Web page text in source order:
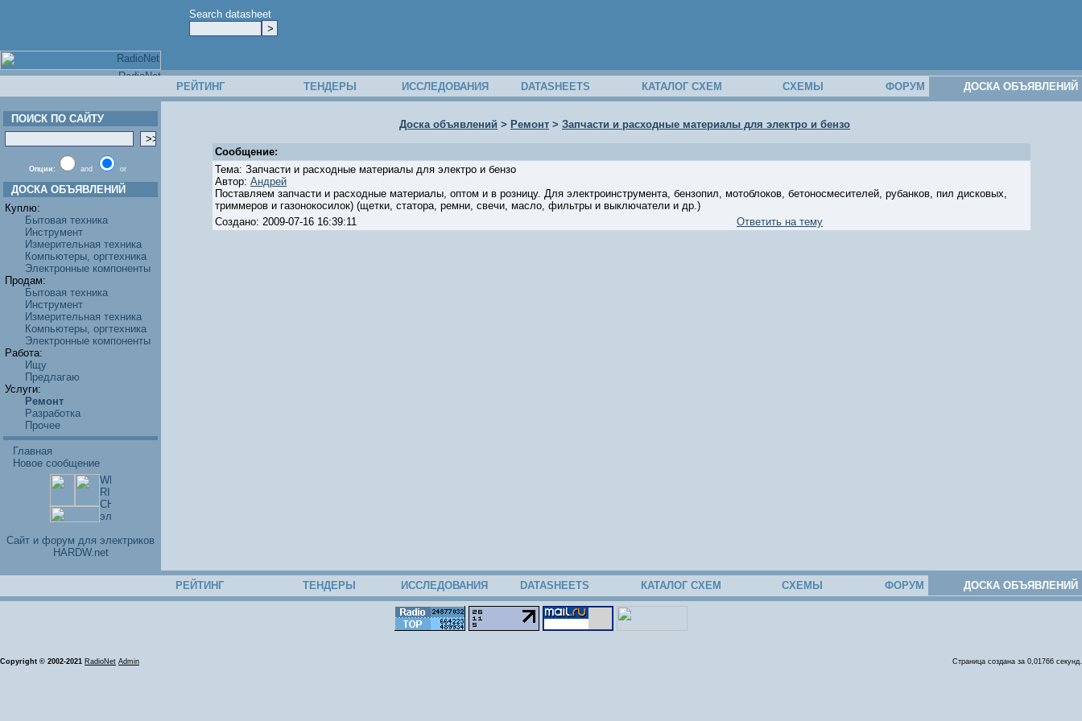
Search datasheet
РЕЙТИНГ ТЕНДЕРЫ ИССЛЕДОВАНИЯ DATASHEETS КАТАЛОГ СХЕМ СХЕМЫ ФОРУМ ДОСКА ОБЪЯВЛЕНИЙ
ПОИСК ПО САЙТУ
Опции: and or
ДОСКА ОБЪЯВЛЕНИЙ
Куплю:
Бытовая техника
Инструмент
Измерительная техника
Компьютеры, оргтехника
Электронные компоненты
Продам:
Бытовая техника
Инструмент
Измерительная техника
Компьютеры, оргтехника
Электронные компоненты
Работа:
Ищу
Предлагаю
Услуги:
Ремонт
Разработка
Прочее
Главная
Новое сообщение
Cайт и форум для электриков
HARDW.net
Доска объявлений > Ремонт > Запчасти и расходные материалы для электро и бензо
Сообщение:
Тема: Запчасти и расходные материалы для электро и бензо
Автор: Андрей
Поставляем запчасти и расходные материалы, оптом и в розницу. Для электроинструмента, бензопил, мотоблоков, бетоносмесителей, рубанков, пил дисковых,
триммеров и газонокосилок) (щетки, статора, ремни, свечи, масло, фильтры и выключатели и др.)
Создано: 2009-07-16 16:39:11
Ответить на тему
РЕЙТИНГ ТЕНДЕРЫ ИССЛЕДОВАНИЯ DATASHEETS КАТАЛОГ СХЕМ СХЕМЫ ФОРУМ ДОСКА ОБЪЯВЛЕНИЙ
Copyright © 2002-2021 RadioNet Admin Страница создана за 0,01766 секунд.